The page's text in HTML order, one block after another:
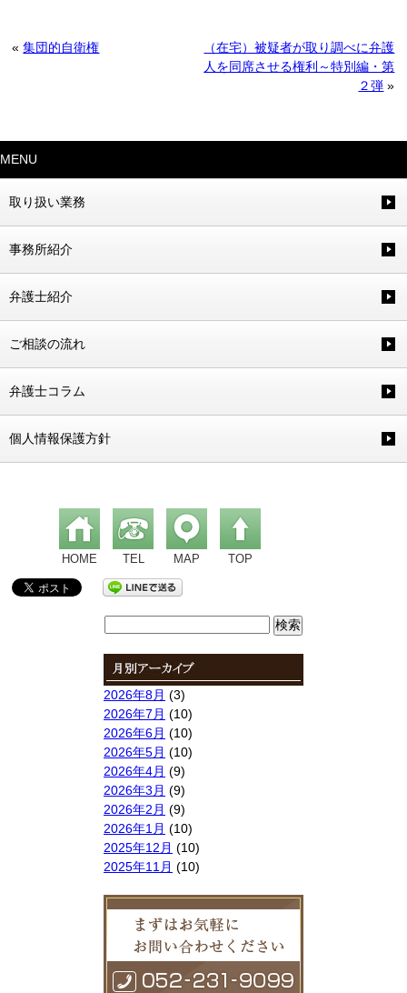
«集団的自衛権
（在宅）被疑者が取り調べに弁護
人を同席させる権利～特別編・第
２弾 »
MENU
取り扱い業務
事務所紹介
弁護士紹介
ご相談の流れ
弁護士コラム
個人情報保護方針
HOME TEL MAP TOP
2026年8月 (3)
2026年7月 (10)
2026年6月 (10)
2026年5月 (10)
2026年4月 (9)
2026年3月 (9)
2026年2月 (9)
2026年1月 (10)
2025年12月 (10)
2025年11月 (10)
2025年8月(9)
2025年7月(10)
2025年6月(10)
2025年5月(10)